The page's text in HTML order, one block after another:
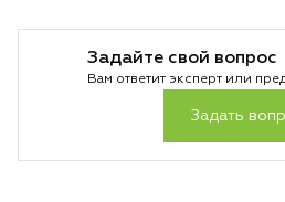
Задайте свой вопрос
Вам ответит эксперт или
Задать